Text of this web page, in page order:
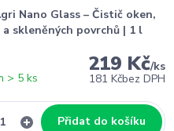
Nano Glass – Čistič oken,
a skleněných povrchů | 1 l
219 Kč/ks
181 Kčbez DPH
> 5 ks
Přidat do košíku